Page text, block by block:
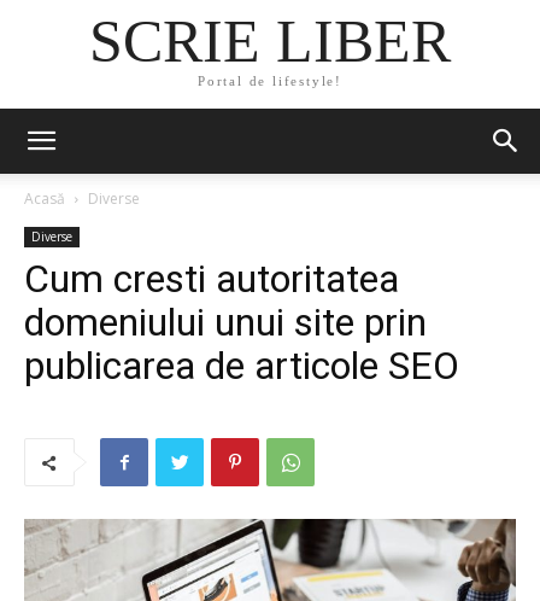
SCRIE LIBER
Portal de lifestyle!
Acasă Diverse
Diverse
Cum cresti autoritatea
domeniului unui site prin
publicarea de articole SEO